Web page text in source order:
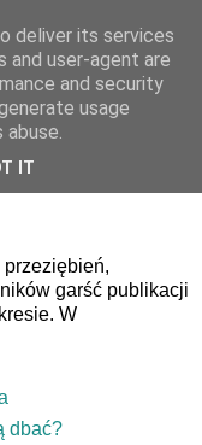
garść publikacji
W
dbać?
deliver its services
and user-agent are
and security
usage
IT